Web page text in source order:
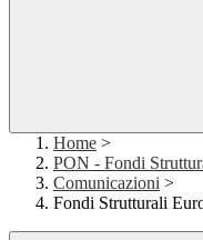
Home >
PON - Fondi
Comunicazioni >
Fondi Strutturali